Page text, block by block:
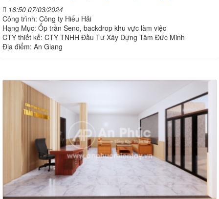
16:50 07/03/2024
Công trình: Công ty Hiếu Hải
Hạng Mục: Ốp trần Seno, backdrop khu vực làm việc
CTY thiết kế: CTY TNHH Đầu Tư Xây Dựng Tâm Đức Minh
Địa điểm: An Giang